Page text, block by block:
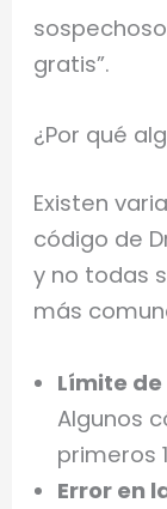
gratis”.
¿Por qué
Existen
código de
y no todas
más
Límite
Algunos
primeros
Error en